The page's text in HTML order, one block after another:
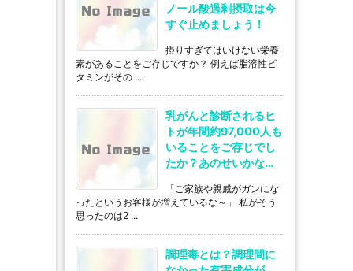
ノール酸過剰摂取は今
すぐ止めましょう！
摂りすぎてはいけない栄養
素があることをご存じですか？ 例えば脂溶性ビ
タミンがその ...
乳がんと診断されるヒ
トが年間約97,000人も
いることをご存じでし
たか？あのせいかな…
「ご家族や親戚がガンにな
ったというお客様が増えているな～」 私がそう
思ったのは2 ...
調理毒とは？調理間に